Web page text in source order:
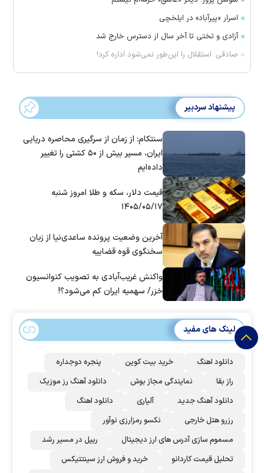
اسرار «پیرآباد» در ایلخچی
آزادی و تختی تا آخر سال از دسترس خارج شد
صادقی: استقلال را این‌طور نمی‌شود اداره کرد!
پیشنهاد سردبیر
سنتکام: از زمان از سرگیری محاصره دریایی
ایران، مسیر بیش از ۵۰ کشتی را تغییر
داده‌ایم
قیمت دلار، سکه و طلا امروز شنبه
۱۴۰۵/۰۵/۱۷
آخرین وضعیت پرونده ساعدی‌نیا از زبان
سخنگوی قوه قضاییه
واکنش غریب‌آبادی به تصویب کنوانسیون
خزر/ سهمیه ایران کم می‌شود؟!
لینک های مفید
دانلود اهنگ خرید بیت کوین
پنجره دوجداره
راز بقا
نمایندگی مجاز بوش
دانلود آهنگ رز‌ موزیک
دانلود آهنگ جدید
آلپاری
دانلود اهنگ
رزرو هتل خارجی
نکسو رمزارزی نوآور
مسموم سازی آدرس های ارز دیجیتال
ریپل در مسیر رشد
تحلیل قیمت کاردانو
خرید و فروش ارز سینتتیکس